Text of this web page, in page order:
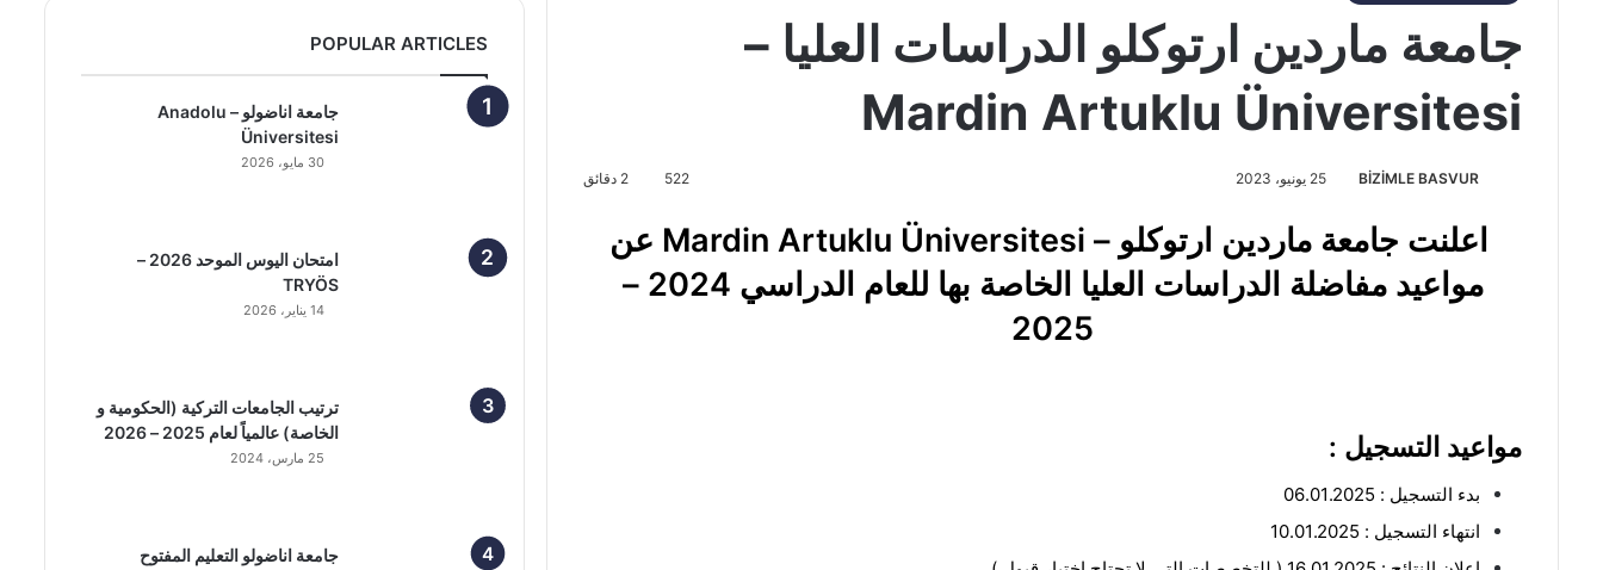
جامعة ماردين ارتوكلو الدراسات العليا –
Mardin Artuklu Üniversitesi
BİZİMLE BASVUR 25 يونيو، 2023 522
اعلنت جامعة ماردين ارتوكلو – Mardin Artuklu Üniversitesi
عن
مواعيد مفاضلة الدراسات العليا الخاصة بها للعام الدراسي 2024 –
2025
مواعيد التسجيل :
بدء التسجيل : 06.01.2025
انتهاء التسجيل : 10.01.2025
POPULAR ARTICLES
جامعة اناضولو – Anadolu
Üniversitesi
30 مايو، 2026
امتحان اليوس الموحد 2026 –
TRYÖS
14 يناير، 2026
ترتيب الجامعات التركية (الحكومية و
الخاصة) عالمياً لعام 2025 – 2026
25 مارس، 2024
جامعة اناضولو التعليم المفتوح